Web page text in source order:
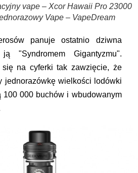
vape – Xcor Hawaii Pro 23000
Vape – VapeDream
panuje ostatnio dziwna
"Syndromem Gigantyzmu".
się na cyferki tak zawzięcie, że
jednorazówkę wielkości lodówki
100 000 buchów i wbudowanym